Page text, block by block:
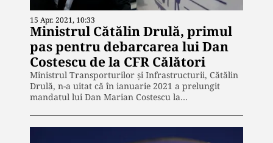
15 Apr. 2021, 10:33
Ministrul Cătălin Drulă, primul
pas pentru debarcarea lui Dan
Costescu de la CFR Călători
Ministrul Transporturilor și Infrastructurii, Cătălin
Drulă, n-a uitat că în ianuarie 2021 a prelungit
mandatul lui Dan Marian Costescu la…